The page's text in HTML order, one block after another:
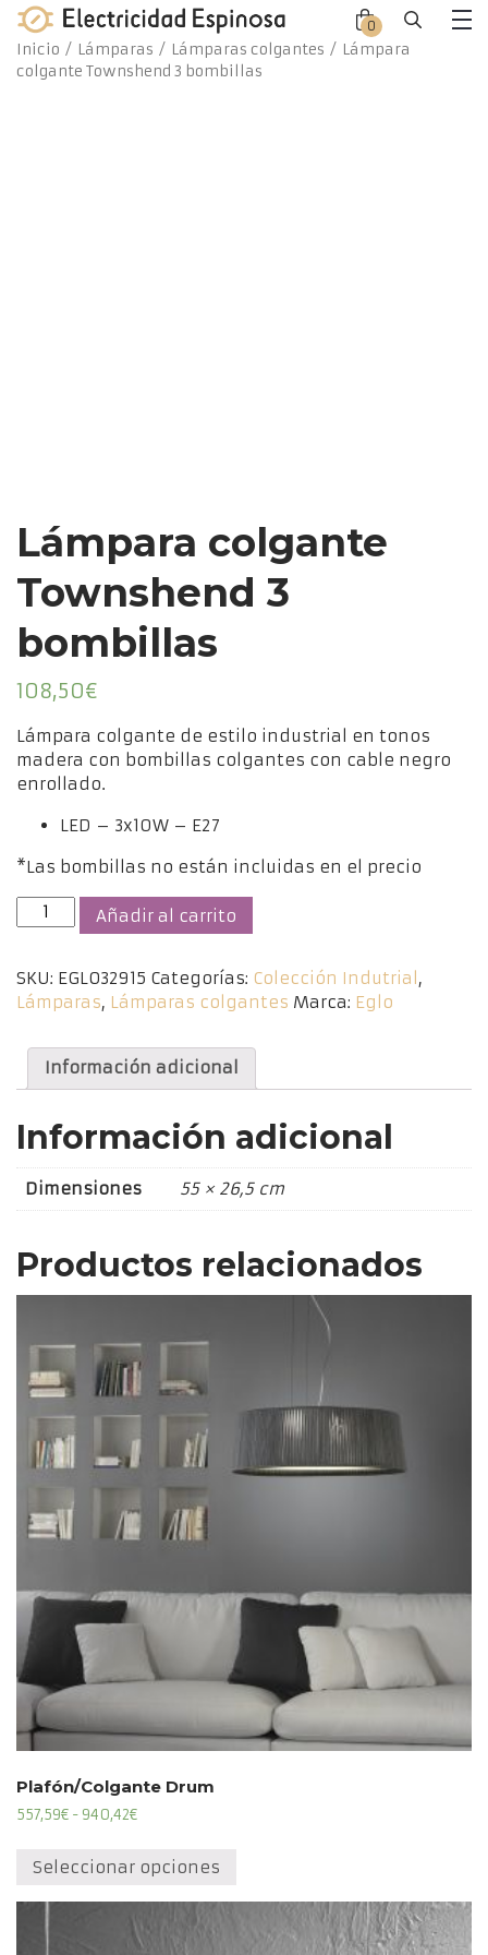
Skip
content
0
Inicio / Lámparas / Lámparas colgantes / Lámpara
colgante Townshend 3 bombillas
Lámpara colgante
Townshend 3
bombillas
108,50€
Lámpara colgante de estilo industrial en tonos
madera con bombillas colgantes con cable negro
enrollado.
LED – 3x10W – E27
*Las bombillas no están incluidas en el precio
Lámpara
colgante
3
bombillas
Añadir al carrito
SKU: EGLO32915 Categorías: Colección Indutrial,
Lámparas, Lámparas colgantes Marca: Eglo
Información adicional
Información adicional
Dimensiones 55 × 26,5 cm
Productos relacionados
Plafón/Colgante Drum
557,59€ - 940,42€Rango
precios:
desde
940,42€
Seleccionar opciones
variantes.
Close
Close